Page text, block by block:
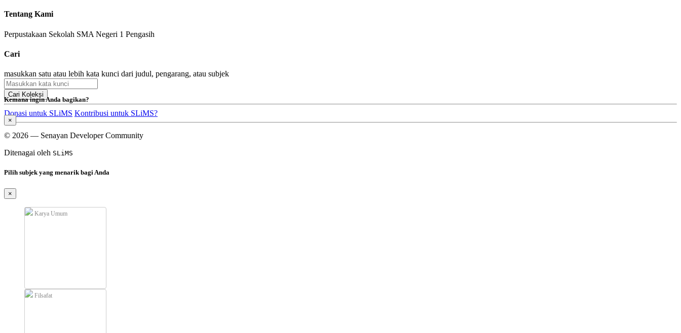
Tentang Kami
Perpustakaan Sekolah SMA Negeri 1 Pengasih
Cari
masukkan satu atau lebih kata kunci dari judul, pengarang, atau subjek
Cari Koleksi
Donasi untuk SLiMS Kontribusi untuk SLiMS?
© 2026 — Senayan Developer Community
Ditenagai oleh SLiMS
Pilih subjek yang menarik bagi Anda
×
Karya Umum
Filsafat
Kemana ingin Anda bagikan?
×